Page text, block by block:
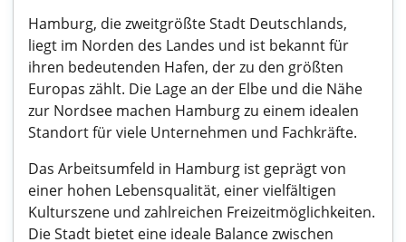
Hamburg, die zweitgrößte Stadt Deutschlands,
liegt im Norden des Landes und ist bekannt für
ihren bedeutenden Hafen, der zu den größten
Europas zählt. Die Lage an der Elbe und die Nähe
zur Nordsee machen Hamburg zu einem idealen
Standort für viele Unternehmen und Fachkräfte.
Das Arbeitsumfeld in Hamburg ist geprägt von
einer hohen Lebensqualität, einer vielfältigen
Kulturszene und zahlreichen Freizeitmöglichkeiten.
Die Stadt bietet eine ideale Balance zwischen